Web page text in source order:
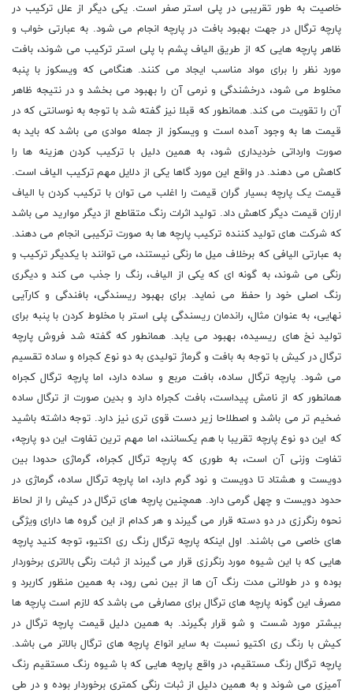
خاصیت به طور تقریبی در پلی استر صفر است. یکی دیگر از علل ترکیب در
پارچه ترگال در جهت بهبود بافت در پارچه انجام می شود. به عبارتی خواب و
ظاهر پارچه هایی که از طریق الیاف پشم با پلی استر ترکیب می شوند، بافت
مورد نظر را برای مواد مناسب ایجاد می کنند. هنگامی که ویسکوز با پنبه
مخلوط می شود، درخشندگی و نرمی آن را بهبود می بخشد و در نتیجه ظاهر
آن را تقویت می کند. همانطور که قبلا نیز گفته شد با توجه به نوسانتی که در
قیمت ها به وجود آمده است و ویسکوز از جمله موادی می باشد که باید به
صورت وارداتی خردیداری شود، به همین دلیل با ترکیب کردن هزینه ها را
کاهش می دهند. در واقع این مورد گاها یکی از دلایل مهم ترکیب الیاف است.
قیمت یک پارچه بسیار گران قیمت را اغلب می توان با ترکیب کردن با الیاف
ارزان قیمت دیگر کاهش داد. تولید اثرات رنگ متقاطع از دیگر موارید می باشد
که شرکت های تولید کننده ترکیب پارچه ها به صورت ترکیبی انجام می دهند.
به عبارتی الیافی که برخلاف میل ما رنگی نیستند، می توانند با یکدیگر ترکیب و
رنگی می شوند، به گونه ای که یکی از الیاف، رنگ را جذب می کند و دیگری
رنگ اصلی خود را حفظ می نماید. برای بهبود ریسندگی، بافندگی و کارآیی
نهایی، به عنوان مثال، راندمان ریسندگی پلی استر با مخلوط کردن با پنبه برای
تولید نخ های ریسیده، بهبود می یابد. همانطور که گفته شد فروش پارچه
ترگال در کیش با توجه به بافت و گرماژ تولیدی به دو نوع کجراه و ساده تقسیم
می شود. پارچه ترگال ساده، بافت مربع و ساده دارد، اما پارچه ترگال کجراه
همانطور که از نامش پیداست، بافت کجراه دارد و بدین صورت از ترگال ساده
ضخیم ‌تر می باشد و اصطلاحا زیر دست قوی ‌تری نیز دارد. توجه داشته باشید
که این دو نوع پارچه تقریبا با هم یکسانند، اما مهم ترین تفاوت این دو پارچه،
تفاوت وزنی آن است، به طوری که پارچه ترگال کجراه، گرماژی حدودا بین
دویست و هشتاد تا دویست و نود گرم دارد، اما پارچه ترگال ساده، گرماژی در
حدود دویست و چهل گرمی دارد. همچنین پارچه های ترگال در کیش را از لحاظ
نحوه رنگرزی در دو دسته قرار می گیرند و هر کدام از این گروه ‌ها دارای ویژگی
های خاصی می باشند. اول اینکه پارچه ترگال رنگ ری اکتیو، توجه کنید پارچه
هایی که با این شیوه مورد رنگرزی قرار می ‌گیرند از ثبات رنگی بالاتری برخوردار
بوده و در طولانی مدت رنگ آن ها از بین نمی رود، به همین منظور کاربرد و
مصرف این گونه پارچه های ترگال برای مصارفی می باشد که لازم است پارچه ها
بیشتر مورد شست و شو قرار بگیرند. به همین دلیل قیمت پارچه ترگال در
کیش با رنگ ری اکتیو نسبت به سایر انواع پارچه های ترگال بالاتر می باشد.
پارچه ترگال رنگ مستقیم، در واقع پارچه هایی که با شیوه رنگ مستقیم رنگ
آمیزی می شوند و به همین دلیل از ثبات رنگی کمتری برخوردار بوده و در طی